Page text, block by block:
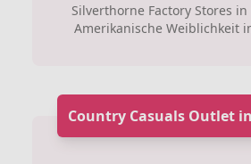
Silverthorne Factory Stores
Amerikanische Weiblichkeit
Country Casuals Outlet